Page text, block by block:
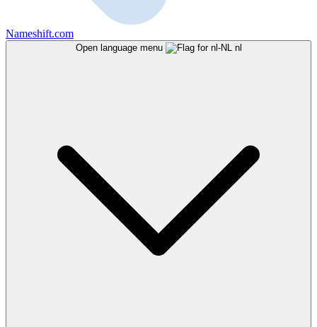
Nameshift.com
Open language menu nl